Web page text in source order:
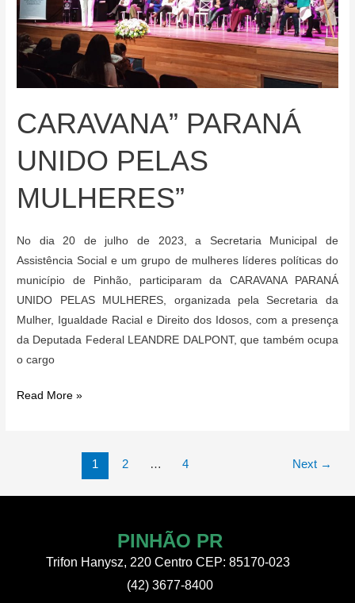
SAÚDE
DA
MULHER
E
DA
COMUNIDADE
CARAVANA” PARANÁ
UNIDO PELAS
MULHERES”
No dia 20 de julho de 2023, a Secretaria Municipal de
Assistência Social e um grupo de mulheres líderes políticas do
município de Pinhão, participaram da CARAVANA PARANÁ
UNIDO PELAS MULHERES, organizada pela Secretaria da
Mulher, Igualdade Racial e Direito dos Idosos, com a presença
da Deputada Federal LEANDRE DALPONT, que também ocupa
o cargo
CARAVANA”
Read More »
1 2 … 4 Next →
PINHÃO PR
Trifon Hanysz, 220 Centro CEP: 85170-023
(42) 3677-8400